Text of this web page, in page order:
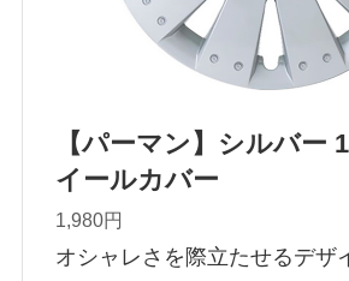
【パーマン】シルバー
イールカバー
1,980円
オシャレさを際立たせるデザ